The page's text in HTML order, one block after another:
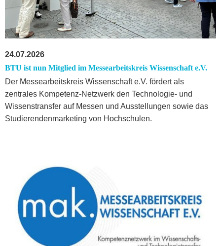
24.07.2026
BTU ist nun Mitglied im Messearbeitskreis Wissenschaft e.V.
Der Messearbeitskreis Wissenschaft e.V. fördert als
zentrales Kompetenz-Netzwerk den Technologie- und
Wissenstransfer auf Messen und Ausstellungen sowie das
Studierendenmarketing von Hochschulen.